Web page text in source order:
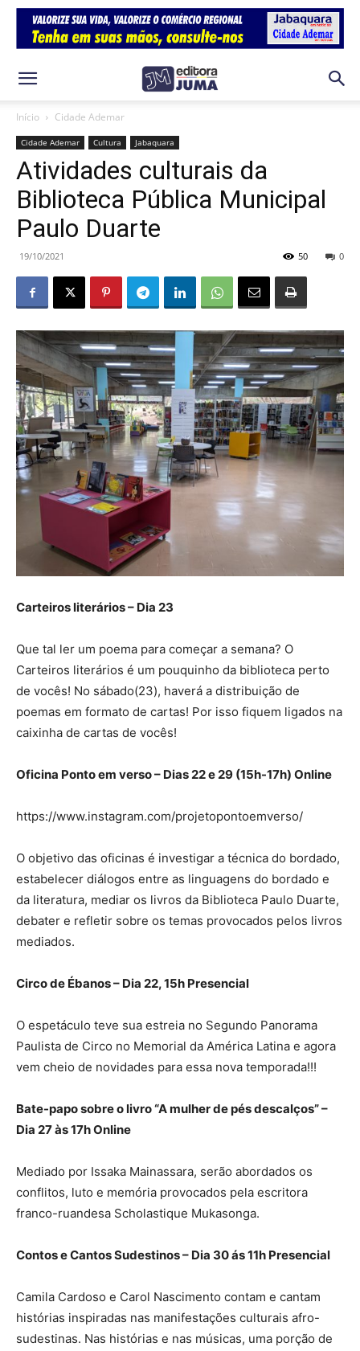
Início Cidade Ademar
Cidade Ademar Cultura Jabaquara
Atividades culturais da
Biblioteca Pública Municipal
Paulo Duarte
19/10/2021 0
50
Carteiros literários – Dia 23
Que tal ler um poema para começar a semana? O
Carteiros literários é um pouquinho da biblioteca perto
de vocês! No sábado(23), haverá a distribuição de
poemas em formato de cartas! Por isso fiquem ligados na
caixinha de cartas de vocês!
Oficina Ponto em verso – Dias 22 e 29 (15h-17h) Online
https://www.instagram.com/projetopontoemverso/
O objetivo das oficinas é investigar a técnica do bordado,
estabelecer diálogos entre as linguagens do bordado e
da literatura, mediar os livros da Biblioteca Paulo Duarte,
debater e refletir sobre os temas provocados pelos livros
mediados.
Circo de Ébanos – Dia 22, 15h Presencial
O espetáculo teve sua estreia no Segundo Panorama
Paulista de Circo no Memorial da América Latina e agora
vem cheio de novidades para essa nova temporada!!!
Bate-papo sobre o livro “A mulher de pés descalços” –
Dia 27 às 17h Online
Mediado por Issaka Mainassara, serão abordados os
conflitos, luto e memória provocados pela escritora
franco-ruandesa Scholastique Mukasonga.
Contos e Cantos Sudestinos – Dia 30 ás 11h Presencial
Camila Cardoso e Carol Nascimento contam e cantam
histórias inspiradas nas manifestações culturais afro-
sudestinas. Nas histórias e nas músicas, uma porção de